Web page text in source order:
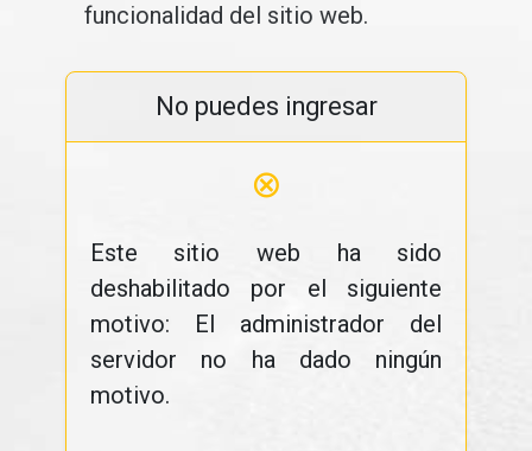
funcionalidad del sitio web.
No puedes ingresar
⊗
Este sitio web ha sido
deshabilitado por el siguiente
motivo: El administrador del
servidor no ha dado ningún
motivo.